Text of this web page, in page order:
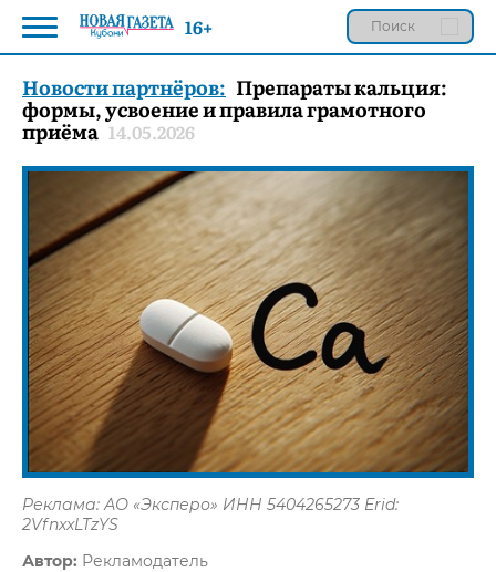
Новости партнёров: Препараты кальция:
формы, усвоение и правила грамотного
приёма 14.05.2026
Реклама: АО «Эксперо» ИНН 5404265273 Erid:
2VfnxxLTzYS
Автор: Рекламодатель
16+